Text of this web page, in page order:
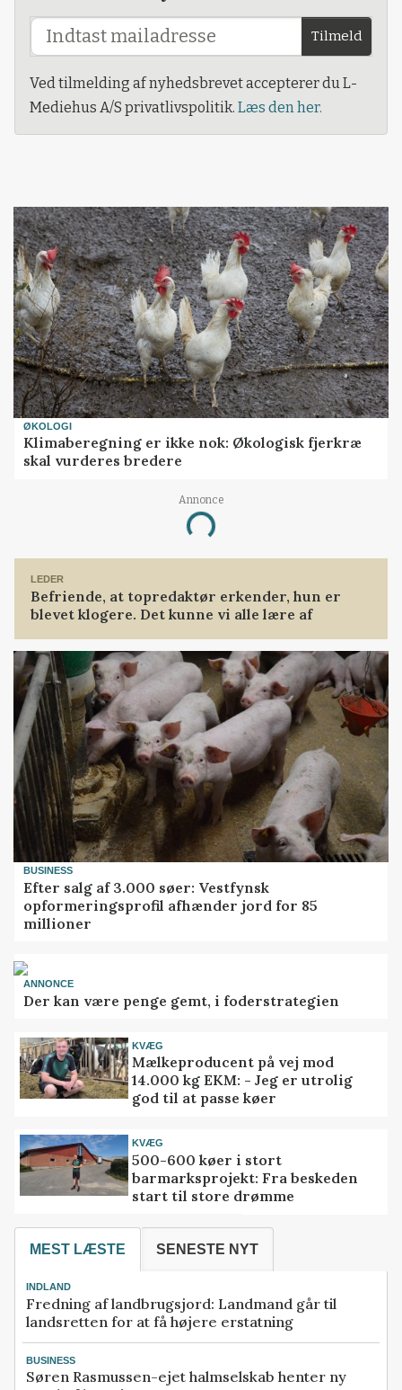
Tilmeld
Ved tilmelding af nyhedsbrevet accepterer du L-
Mediehus A/S privatlivspolitik. Læs den her.
ØKOLOGI
Klimaberegning er ikke nok: Økologisk fjerkræ
skal vurderes bredere
Annonce
Loading...
LEDER
Befriende, at topredaktør erkender, hun er
blevet klogere. Det kunne vi alle lære af
BUSINESS
Efter salg af 3.000 søer: Vestfynsk
opformeringsprofil afhænder jord for 85
millioner
ANNONCE
Der kan være penge gemt, i foderstrategien
KVÆG
Mælkeproducent på vej mod
14.000 kg EKM: - Jeg er utrolig
god til at passe køer
KVÆG
500-600 køer i stort
barmarksprojekt: Fra beskeden
start til store drømme
MEST LÆSTE SENESTE NYT
INDLAND
Fredning af landbrugsjord: Landmand går til
landsretten for at få højere erstatning
BUSINESS
Søren Rasmussen-ejet halmselskab henter ny